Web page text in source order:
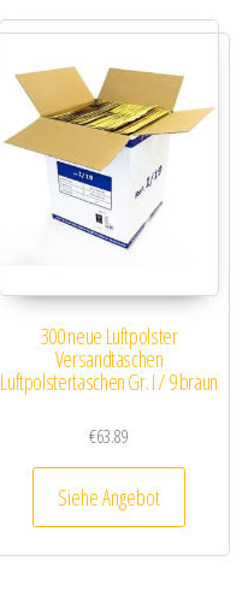
300 neue Luftpolster
Versandtaschen
Luftpolstertaschen Gr. I / 9 braun
€63.89
Siehe Angebot